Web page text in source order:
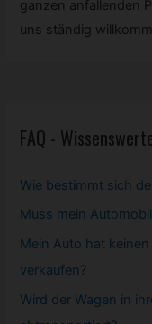
ganzen anfallenden
uns ständig
FAQ -
Wie bestimmt sich
Muss mein Automobil
Mein Auto hat
verkaufen?
Wird der Wagen in